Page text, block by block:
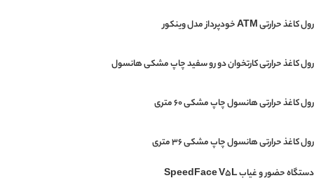
رول کاغذ حرارتی ATM خودپرداز مدل وینکور
رول کاغذ حرارتی کارتخوان دو رو سفید چاپ مشکی هانسول
رول کاغذ حرارتی هانسول چاپ مشکی 60 متری
رول کاغذ حرارتی هانسول چاپ مشکی 36 متری
دستگاه حضور و غیاب SpeedFace V5L